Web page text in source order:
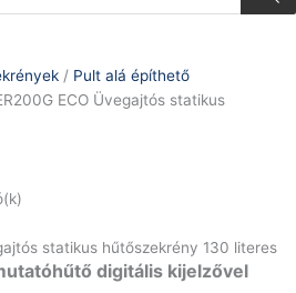
/ Pult alá építhető
ECO Üvegajtós statikus
statikus hűtőszekrény 130 literes
digitális kijelzővel